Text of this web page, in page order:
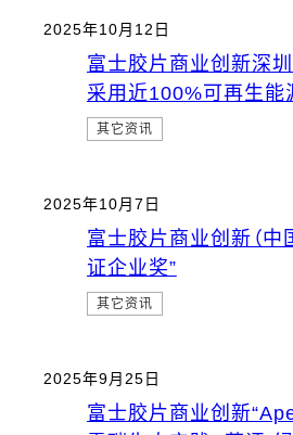
2025年10月12日
富士胶片商业创新深
采用近100%可再生能
其它资讯
2025年10月7日
富士胶片商业创新（中
证企业奖”
其它资讯
2025年9月25日
富士胶片商业创新